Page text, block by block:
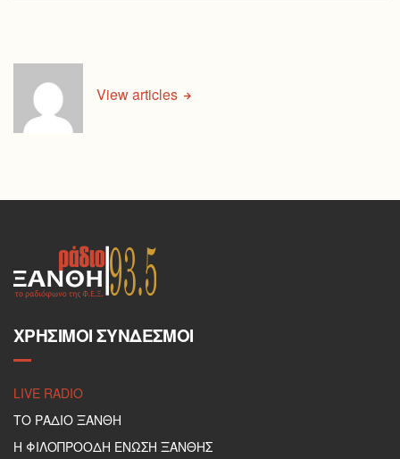
View articles
ΧΡΉΣΙΜΟΙ ΣΎΝΔΕΣΜΟΙ
LIVE RADIO
ΤΟ ΡΑΔΙΟ ΞΑΝΘΗ
Η ΦΙΛΟΠΡΟΟΔΗ ΕΝΩΣΗ ΞΑΝΘΗΣ